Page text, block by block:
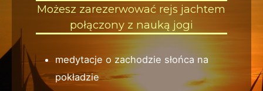
Możesz zarezerwować rejs jachtem
połączony z nauką jogi
medytacje o zachodzie słońca na
pokładzie